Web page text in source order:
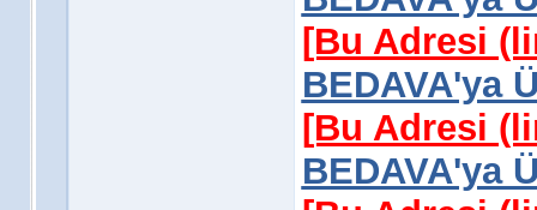
[Bu Adresi
BEDAVA'ya
[Bu Adresi
BEDAVA'ya